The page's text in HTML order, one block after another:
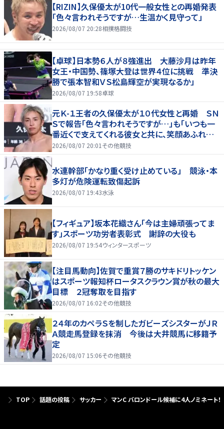
【RIZIN】久保優太が10代一般女性との再婚発表
「色々言われそうですが…生温かく見守って」
2026/08/07 20:28相撲格闘技
【卓球】日本勢６人が８強進出 大藤沙月は昨年
女王・中国勢、篠塚大登は世界４位に挑戦 準決
勝で張本智和ＶＳ松島輝空が実現なるか」
2026/08/07 19:58卓球
元Ｋ-１王者の久保優太が１０代女性と再婚 ＳＮ
Ｓで報告「色々言われそうですが…」も「いつも一
番近くで支えてくれる彼女と共に、笑顔あふれる
家庭を築いていきたい」
2026/08/07 20:01 その他競技
水連幹部「かなり重く受け止めている」 競泳・本
多灯が危険運転致傷起訴
2026/08/07 19:43水泳
【フィギュア】坂本花織さん「今は主婦頑張ってま
す」スポーツ功労者表彰式 謝辞の大役も
2026/08/07 19:54ウィンタースポーツ
【注目馬動向】佐賀で重賞７勝のサキドリトッケン
はスポーツ報知杯ロータスクラウン賞が秋の最大
目標 ２冠奪取を目指す
2026/08/07 16:02その他競技
２４年のカペラＳを制したガビーズシスターがＪＲ
Ａ競走馬登録を抹消 今後は大井競馬に移籍予
定
2026/08/07 15:06その他競技
TOP 話題の投稿 サッカー マンC バロンドール候補に4人ノミネート！